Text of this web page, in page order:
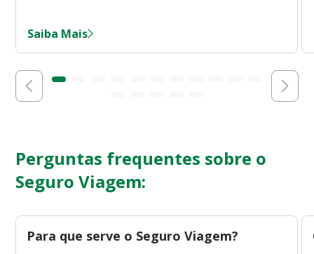
Saiba Mais
Perguntas frequentes sobre o
Seguro Viagem:
Para que serve o Seguro Viagem?